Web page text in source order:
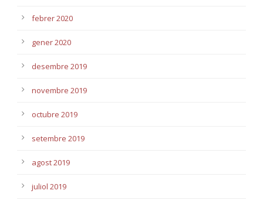
febrer 2020
gener 2020
desembre 2019
novembre 2019
octubre 2019
setembre 2019
agost 2019
juliol 2019